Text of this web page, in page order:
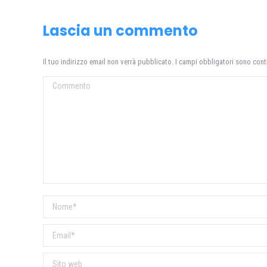
Lascia un commento
Il tuo indirizzo email non verrà pubblicato. I campi obbligatori sono
Commento
Nome *
Email *
Sito web